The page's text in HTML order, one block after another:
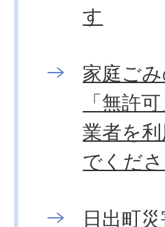
す
家庭ご
「無許
業者を
でくだ
日出町